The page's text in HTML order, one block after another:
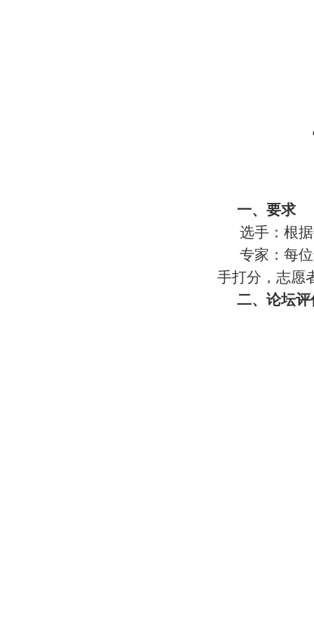
一、要求
选手：根
专家：每
手打分，志愿
二、论坛